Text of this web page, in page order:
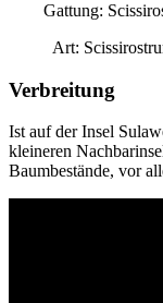
Gattung:
Art:
Verbreitung
Ist auf der Insel
kleineren
Baumbestände, vor